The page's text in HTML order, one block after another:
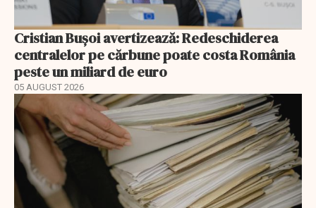
Cristian Bușoi avertizează: Redeschiderea
centralelor pe cărbune poate costa România
peste un miliard de euro
05 AUGUST 2026